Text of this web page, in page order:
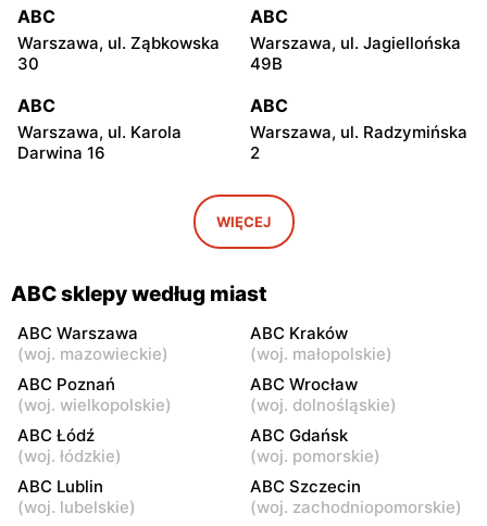
ABC
Warszawa, ul. Ząbkowska
30
ABC
Warszawa, ul. Jagiellońska
49B
ABC
Warszawa, ul. Karola
Darwina 16
ABC
Warszawa, ul. Radzymińska
2
ABC
Warszawa, ul. Białostocka
9
ABC
Warszawa, ul. Grochowska
321
ABC
ABC
Warszawa, ul. Kowieńska
20
ABC
Warszawa, ul. Chełmska 9
ABC
Warszawa, ul. Łochowska
39
ABC
Warszawa, ul. Pustola 23
WIĘCEJ
ABC sklepy według miast
ABC Warszawa
(woj. mazowieckie)
ABC Kraków
(woj. małopolskie)
ABC Poznań
(woj. wielkopolskie)
ABC Wrocław
(woj. dolnośląskie)
ABC Łódź
(woj. łódzkie)
ABC Gdańsk
(woj. pomorskie)
ABC Lublin
(woj. lubelskie)
ABC Szczecin
(woj. zachodniopomorskie)